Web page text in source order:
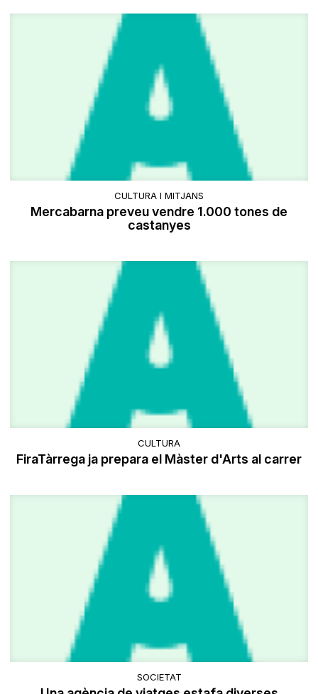
CULTURA I MITJANS
Mercabarna preveu vendre 1.000 tones de
castanyes
CULTURA
FiraTàrrega ja prepara el Màster d'Arts al carrer
SOCIETAT